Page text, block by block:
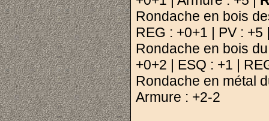
Rondache en bois
REG : +0+1 | PV :
Rondache en bois
+0+2 | ESQ : +1 |
Rondache en métal
Armure : +2-2